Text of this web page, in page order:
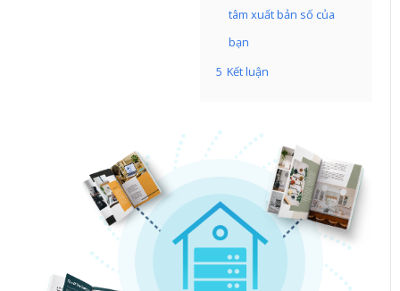
tâm xuất bản số của
bạn
5 Kết luận